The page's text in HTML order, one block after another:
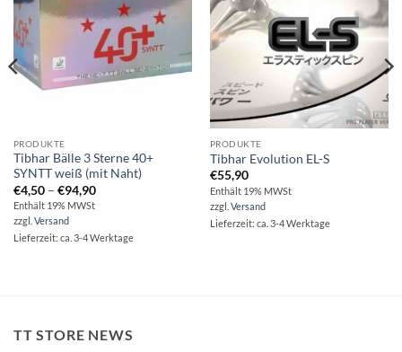
PRODUKTE
Tibhar Bälle 3 Sterne 40+
SYNTT weiß (mit Naht)
€4,50 – €94,90Preisspanne:
€4,50
bis
Enthält 19% MWSt
zzgl. Versand
Lieferzeit: ca. 3-4 Werktage
PRODUKTE
Tibhar Evolution EL-S
€55,90
Enthält 19% MWSt
zzgl. Versand
Lieferzeit: ca. 3-4 Werktage
TT STORE NEWS